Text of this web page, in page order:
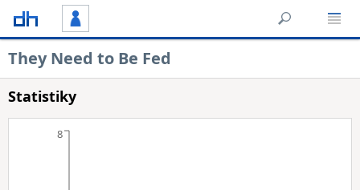
They Need to Be Fed
Statistiky
8